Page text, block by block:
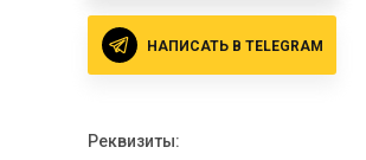
Реквизиты:
НАПИСАТЬ В TELEGRAM